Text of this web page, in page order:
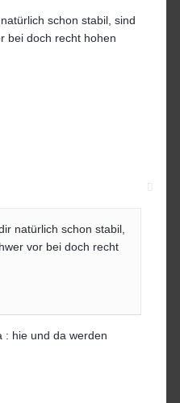
schon stabil, sind
bei doch recht hohen
natürlich schon stabil,
vor bei doch recht
: hie und da werden